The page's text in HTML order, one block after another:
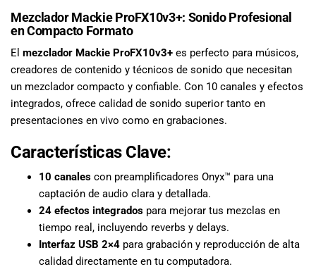
especiales
para nuestros
visitarnos en
nuestra tienda
física en Quito,
o haz tu
compra en
de nuestra
recibe tu
pedido en la
comodidad de
tu hogar.
¡Descubre el
mundo de la
Mezclador Mackie ProFX10v3+: Sonido Profesional
en Compacto Formato
El mezclador Mackie ProFX10v3+ es perfecto para músicos,
creadores de contenido y técnicos de sonido que necesitan
un mezclador compacto y confiable. Con 10 canales y efectos
integrados, ofrece calidad de sonido superior tanto en
presentaciones en vivo como en grabaciones.
Características Clave:
10 canales con preamplificadores Onyx™ para una
captación de audio clara y detallada.
24 efectos integrados para mejorar tus mezclas en
tiempo real, incluyendo reverbs y delays.
Interfaz USB 2×4 para grabación y reproducción de alta
calidad directamente en tu computadora.